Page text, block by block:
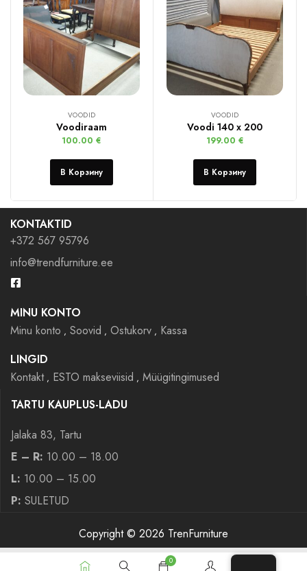
VOODID
Voodiraam
100.00 €
В Корзину
VOODID
Voodi 140 x 200
199.00 €
В Корзину
KONTAKTID
+372 567 95796
info@trendfurniture.ee
MINU KONTO
Minu konto
Soovid Ostukorv
Kassa
LINGID
Kontakt
ESTO makseviisid
Müügitingimused
TARTU KAUPLUS-LADU
Jalaka 83, Tartu
E – R: 10.00 – 18.00
L: 10.00 – 15.00
P: SULETUD
Copyright © 2026 TrenFurniture
0